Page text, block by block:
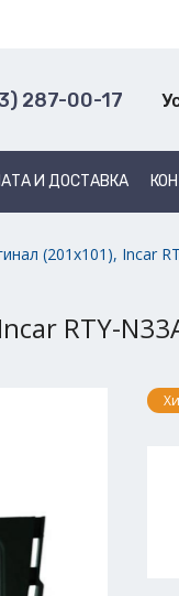
287-00-17
И ДОСТАВКА
(201х101), Incar
RTY-